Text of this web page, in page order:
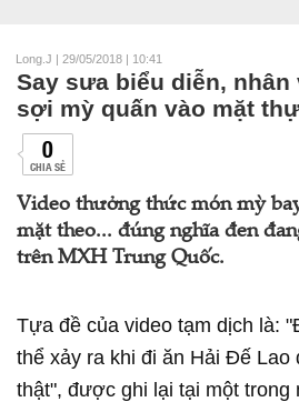
Long.J | 29/05/2018 | 10:41
Say sưa biểu diễn, nhân
sợi mỳ quấn vào mặt
0
CHIA SẺ
Video thưởng thức món mỳ
mặt theo... đúng nghĩa đen
trên MXH Trung Quốc.
Tựa đề của video tạm dịch là:
thể xảy ra khi đi ăn Hải Đế Lao
thật", được ghi lại tại một trong